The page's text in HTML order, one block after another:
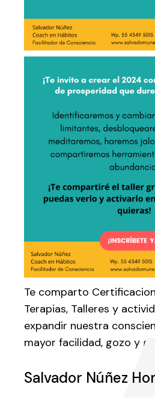
Te comparto
Terapias, Talleres y
expandir nuestra
mayor facilidad, gozo y
Salvador Núñez